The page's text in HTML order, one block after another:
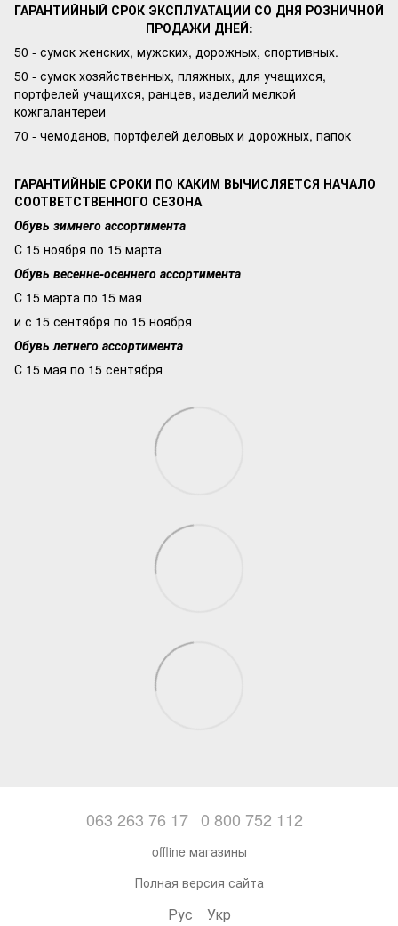
ГАРАНТИЙНЫЙ СРОК ЭКСПЛУАТАЦИИ СО ДНЯ РОЗНИЧНОЙ
ПРОДАЖИ ДНЕЙ:
50 - сумок женских, мужских, дорожных, спортивных.
50 - сумок хозяйственных, пляжных, для учащихся,
портфелей учащихся, ранцев, изделий мелкой
кожгалантереи
70 - чемоданов, портфелей деловых и дорожных, папок
ГАРАНТИЙНЫЕ СРОКИ ПО КАКИМ ВЫЧИСЛЯЕТСЯ НАЧАЛО
СООТВЕТСТВЕННОГО СЕЗОНА
Обувь зимнего ассортимента
С 15 ноября по 15 марта
Обувь весенне-осеннего ассортимента
С 15 марта по 15 мая
и с 15 сентября по 15 ноября
Обувь летнего ассортимента
С 15 мая по 15 сентября
063 263 76 17 0 800 752 112
offline магазины
Полная версия сайта
Рус Укр